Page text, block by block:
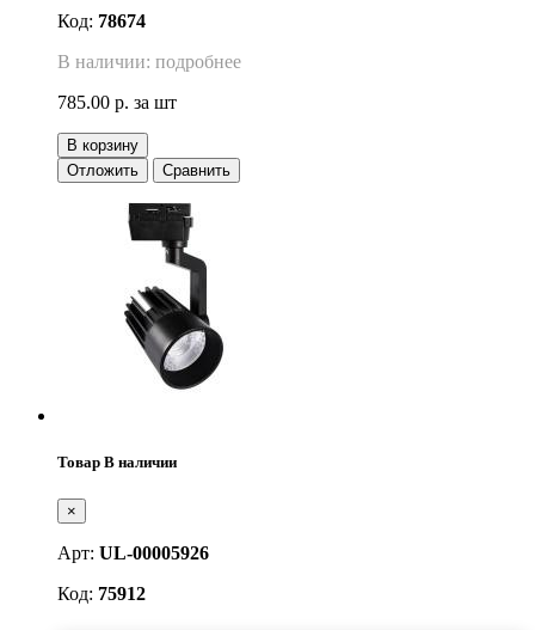
Код: 78674
В наличии: подробнее
785.00 р. за шт
В корзину
Отложить
Сравнить
Товар В наличии
×
Арт: UL-00005926
Код: 75912